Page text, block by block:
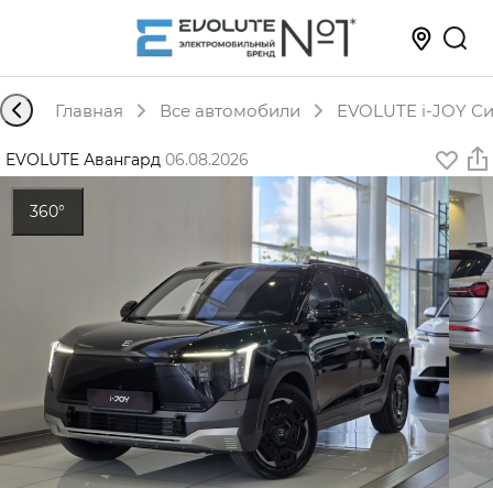
Главная Все автомобили EVOLUTE i-JOY
EVOLUTE Авангард·06.08.2026
360°